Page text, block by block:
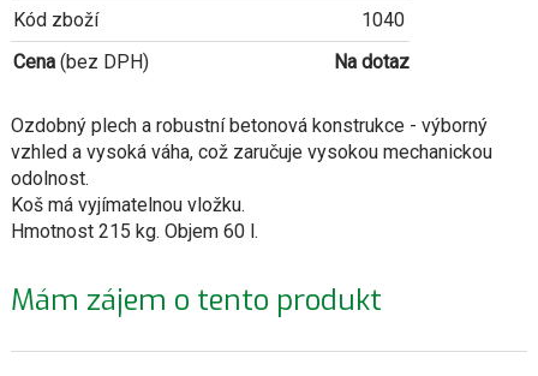
Kód zboží
1040
Cena (bez DPH) Na dotaz
Ozdobný plech a robustní betonová konstrukce - výborný
vzhled a vysoká váha, což zaručuje vysokou mechanickou
odolnost.
Koš má vyjímatelnou vložku.
Hmotnost 215 kg. Objem 60 l.
Mám zájem o tento produkt